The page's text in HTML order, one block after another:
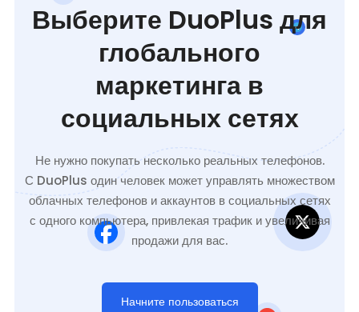
Выберите DuoPlus для
глобального
маркетинга в
социальных сетях
Не нужно покупать несколько реальных телефонов.
С DuoPlus один человек может управлять множеством
облачных телефонов и аккаунтов в социальных сетях
с одного компьютера, привлекая трафик и увеличивая
продажи для вас.
Начните пользоваться